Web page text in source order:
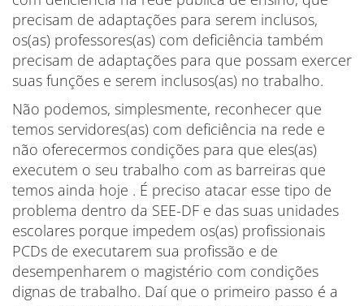
precisam de adaptações para serem inclusos,
os(as) professores(as) com deficiência também
precisam de adaptações para que possam exercer
suas funções e serem inclusos(as) no trabalho.
Não podemos, simplesmente, reconhecer que
temos servidores(as) com deficiência na rede e
não oferecermos condições para que eles(as)
executem o seu trabalho com as barreiras que
temos ainda hoje . É preciso atacar esse tipo de
problema dentro da SEE-DF e das suas unidades
escolares porque impedem os(as) profissionais
PCDs de executarem sua profissão e de
desempenharem o magistério com condições
dignas de trabalho. Daí que o primeiro passo é a